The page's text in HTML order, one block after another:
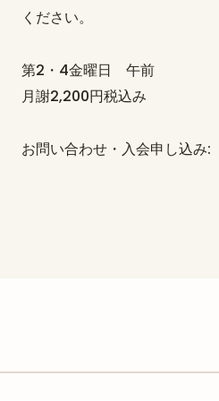
ください。
第2・4金曜日 午前
月謝2,200円税込み
お問い合わせ・入会申し込